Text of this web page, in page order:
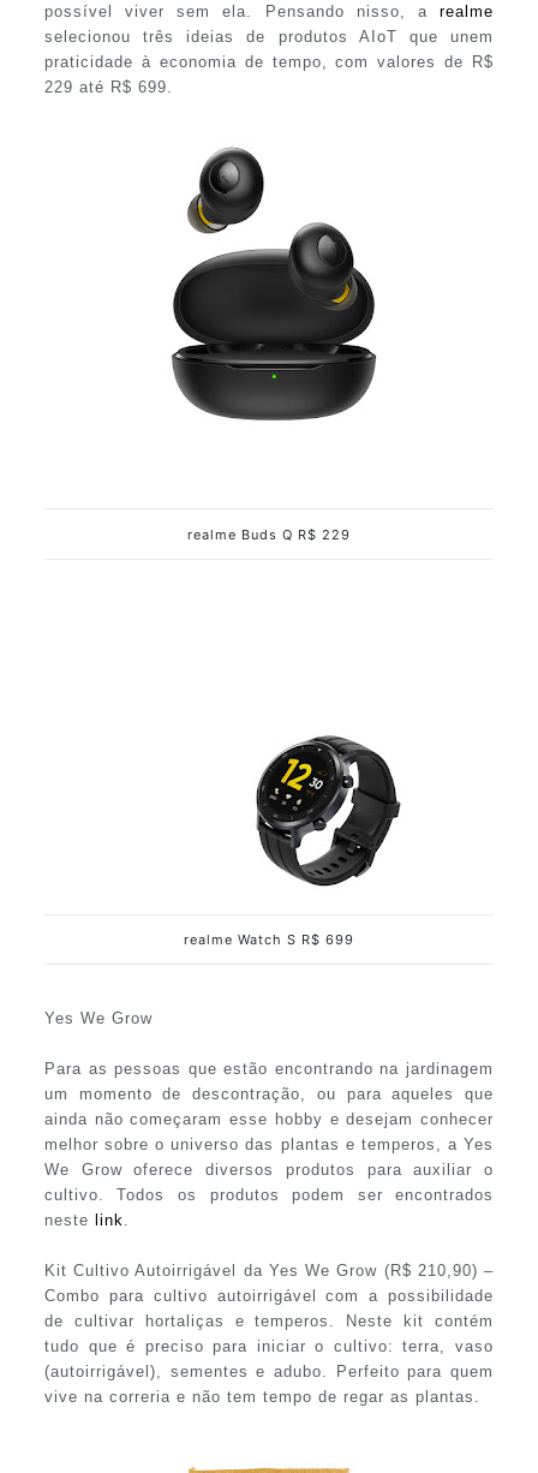
possível viver sem ela. Pensando nisso, arealme
selecionou três ideias de produtos AIoT que unem
praticidade à economia de tempo, com valores de R$
229 até R$ 699.
realme Buds Q R$ 229
realme Watch S R$ 699
Yes We Grow
Para as pessoas que estão encontrando na jardinagem
um momento de descontração, ou para aqueles que
ainda não começaram esse hobby e desejam conhecer
melhor sobre o universo das plantas e temperos, a Yes
We Grow oferece diversos produtos para auxiliar o
cultivo. Todos os produtos podem ser encontrados
neste
link
Kit Cultivo Autoirrigável da Yes We Grow (R$ 210,90) –
Combo para cultivo autoirrigável com a possibilidade
de cultivar hortaliças e temperos. Neste kit contém
tudo que é preciso para iniciar o cultivo: terra, vaso
(autoirrigável), sementes e adubo. Perfeito para quem
vive na correria e não tem tempo de regar as plantas.